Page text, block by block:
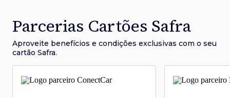
Parcerias Cartões Safra
Aproveite benefícios e condições exclusivas com o seu
cartão Safra.